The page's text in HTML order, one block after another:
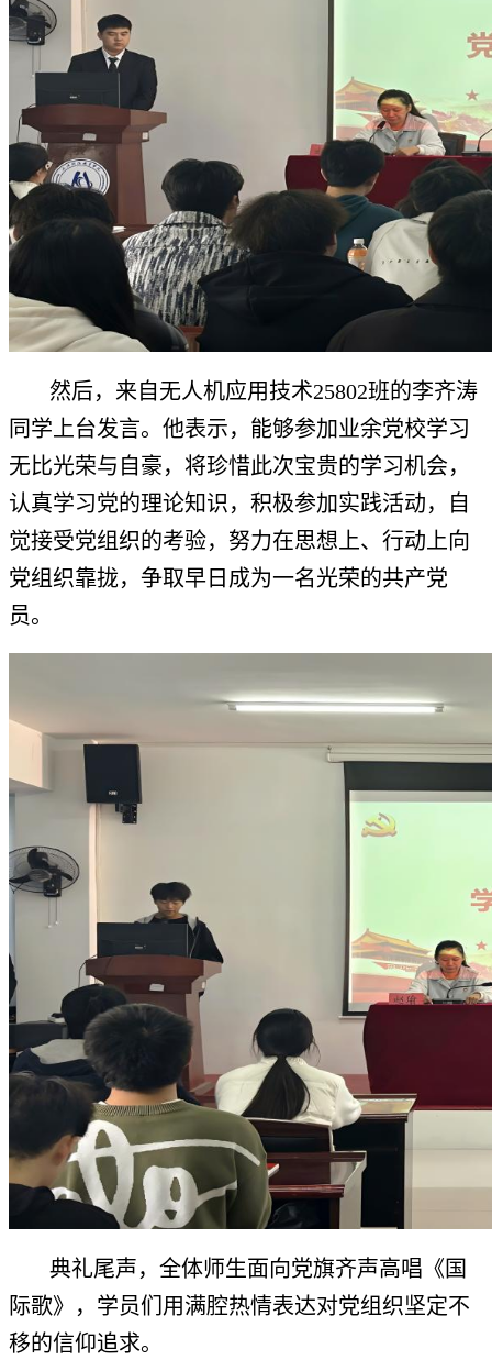
然后，来自无人机应用技术25802班的李齐涛
同学上台发言。他表示，能够参加业余党校学习
无比光荣与自豪，将珍惜此次宝贵的学习机会，
认真学习党的理论知识，积极参加实践活动，自
觉接受党组织的考验，努力在思想上、行动上向
党组织靠拢，争取早日成为一名光荣的共产党
员。
典礼尾声，全体师生面向党旗齐声高唱《国
际歌》，学员们用满腔热情表达对党组织坚定不
移的信仰追求。